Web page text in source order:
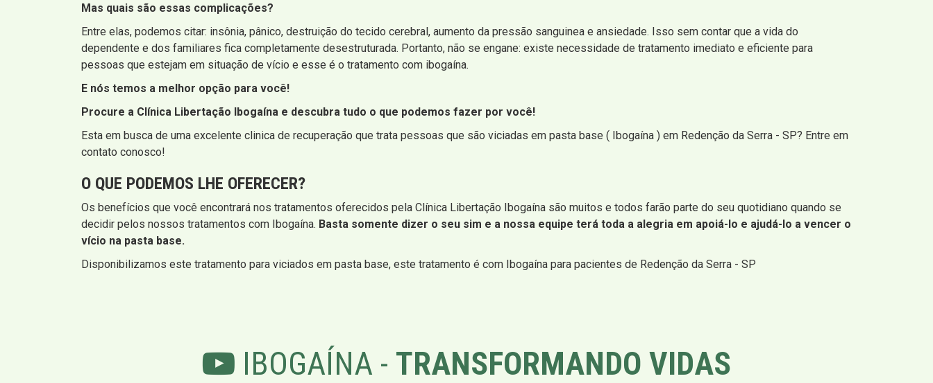
Mas quais são essas complicações?
Entre elas, podemos citar: insônia, pânico, destruição do tecido cerebral, aumento da pressão sanguinea e ansiedade. Isso sem contar que a vida do
dependente e dos familiares fica completamente desestruturada. Portanto, não se engane: existe necessidade de tratamento imediato e eficiente para
pessoas que estejam em situação de vício e esse é o tratamento com ibogaína.
E nós temos a melhor opção para você!
Procure a Clínica Libertação Ibogaína e descubra tudo o que podemos fazer por você!
Esta em busca de uma excelente clinica de recuperação que trata pessoas que são viciadas em pasta base ( Ibogaína ) em Redenção da Serra - SP? Entre em
contato conosco!
O QUE PODEMOS LHE OFERECER?
Os benefícios que você encontrará nos tratamentos oferecidos pela Clínica Libertação Ibogaína são muitos e todos farão parte do seu quotidiano quando se
decidir pelos nossos tratamentos com Ibogaína. Basta somente dizer o seu sim e a nossa equipe terá toda a alegria em apoiá-lo e ajudá-lo a vencer o
vício na pasta base.
Disponibilizamos este tratamento para viciados em pasta base, este tratamento é com Ibogaína para pacientes de Redenção da Serra - SP
IBOGAÍNA - TRANSFORMANDO VIDAS